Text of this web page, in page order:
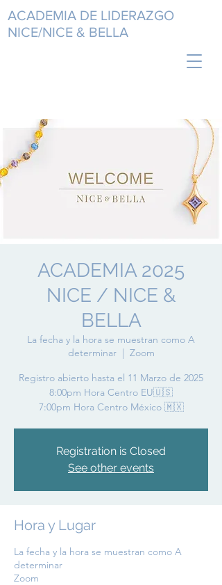
ACADEMIA DE LIDERAZGO
NICE/NICE & BELLA
ACADEMIA 2025
NICE / NICE &
BELLA
La fecha y la hora se muestran como A
determinar
  |
Zoom
Registro abierto hasta el 11 Marzo de 2025
8:00pm Hora Centro EU🇺🇸
7:00pm Hora Centro México 🇲🇽
Registration is Closed
See other events
Hora y Lugar
La fecha y la hora se muestran como A
determinar
Zoom